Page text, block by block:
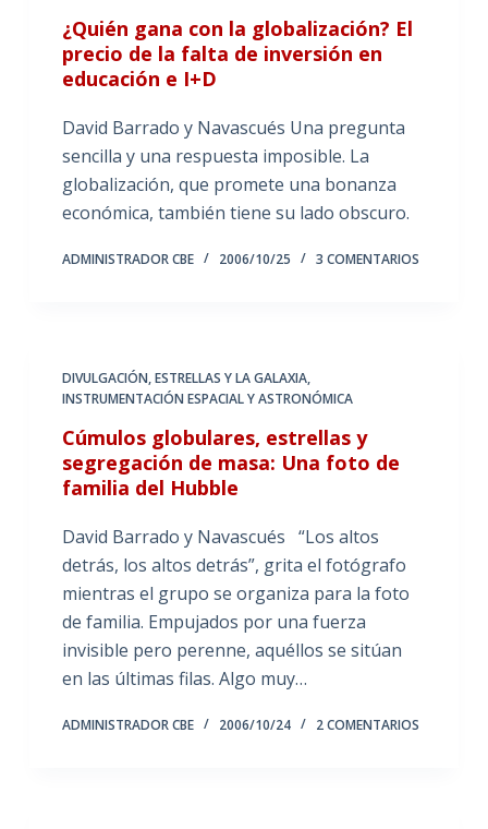
¿Quién gana con la globalización? El
precio de la falta de inversión en
educación e I+D
David Barrado y Navascués Una pregunta
sencilla y una respuesta imposible. La
globalización, que promete una bonanza
económica, también tiene su lado obscuro.
ADMINISTRADOR CBE 2006/10/25 3 COMENTARIOS
DIVULGACIÓN,ESTRELLAS Y LA GALAXIA,
INSTRUMENTACIÓN ESPACIAL Y ASTRONÓMICA
Cúmulos globulares, estrellas y
segregación de masa: Una foto de
familia del Hubble
David Barrado y Navascués “Los altos
detrás, los altos detrás”, grita el fotógrafo
mientras el grupo se organiza para la foto
de familia. Empujados por una fuerza
invisible pero perenne, aquéllos se sitúan
en las últimas filas. Algo muy…
ADMINISTRADOR CBE 2006/10/24 2 COMENTARIOS